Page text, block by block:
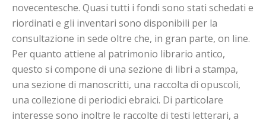
novecentesche. Quasi tutti i fondi sono stati schedati e
riordinati e gli inventari sono disponibili per la
consultazione in sede oltre che, in gran parte, on line.
Per quanto attiene al patrimonio librario antico,
questo si compone di una sezione di libri a stampa,
una sezione di manoscritti, una raccolta di opuscoli,
una collezione di periodici ebraici. Di particolare
interesse sono inoltre le raccolte di testi letterari, a